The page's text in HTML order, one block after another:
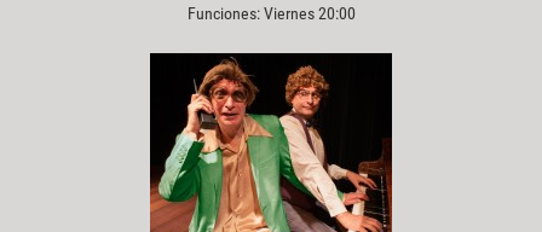
Funciones: Viernes 20:00